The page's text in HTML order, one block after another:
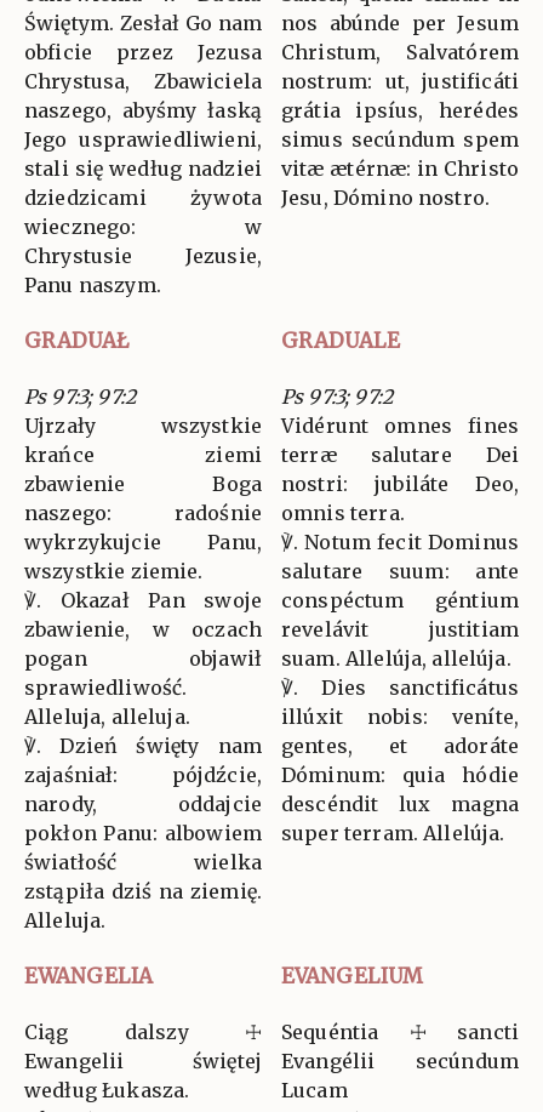
Świętym. Zesłał Go nam
obficie przez Jezusa
Chrystusa, Zbawiciela
naszego, abyśmy łaską
Jego usprawiedliwieni,
stali się według nadziei
dziedzicami żywota
wiecznego: w
Chrystusie Jezusie,
Panu naszym.
nos abúnde per Jesum
Christum, Salvatórem
nostrum: ut, justificáti
grátia ipsíus, herédes
simus secúndum spem
vitæ ætérnæ: in Christo
Jesu, Dómino nostro.
GRADUAŁ GRADUALE
Ps 97:3; 97:2
Ujrzały wszystkie
krańce ziemi
zbawienie Boga
naszego: radośnie
wykrzykujcie Panu,
wszystkie ziemie.
℣. Okazał Pan swoje
zbawienie, w oczach
pogan objawił
sprawiedliwość.
Alleluja, alleluja.
℣. Dzień święty nam
zajaśniał: pójdźcie,
narody, oddajcie
pokłon Panu: albowiem
światłość wielka
zstąpiła dziś na ziemię.
Alleluja.
Ps 97:3; 97:2
Vidérunt omnes fines
terræ salutare Dei
nostri: jubiláte Deo,
omnis terra.
℣. Notum fecit Dominus
salutare suum: ante
conspéctum géntium
revelávit justitiam
suam. Allelúja, allelúja.
℣. Dies sanctificátus
illúxit nobis: veníte,
gentes, et adoráte
Dóminum: quia hódie
descéndit lux magna
super terram. Allelúja.
EWANGELIA EVANGELIUM
Ciąg dalszy ☩
Ewangelii świętej
według Łukasza.
Sequéntia ☩ sancti
Evangélii secúndum
Lucam